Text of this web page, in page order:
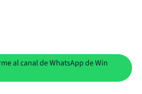
al canal de WhatsApp de Win